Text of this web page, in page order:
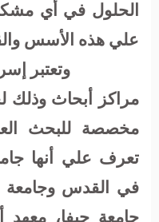
الحلول في أي
علي هذه الأسس
وتعتبر
مراكز أبحاث وذلك
تعرف علي أنها
في القدس وجامعة
جامعة حيفا، معهد